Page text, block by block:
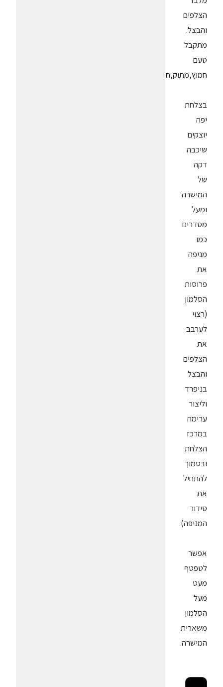
הצלפים
והבצל.
מתקבל
טעם
חמוץ,מתוק,חריף.
בצלחת
יפה
יוצקים
שיכבה
דקה
של
המישרה
ומעל
מסדרים
כמו
מניפה
את
פרוסות
הסלמון
(רצוי
לערבב
את
הצלפים
והבצל
בניפרד
וליצור
ערימה
במרכז
הצלחת
ובסמוך
להתחיל
את
סידור
המניפה).
אפשר
לטפטף
מעט
מעל
הסלמון
משארית
המישרה.